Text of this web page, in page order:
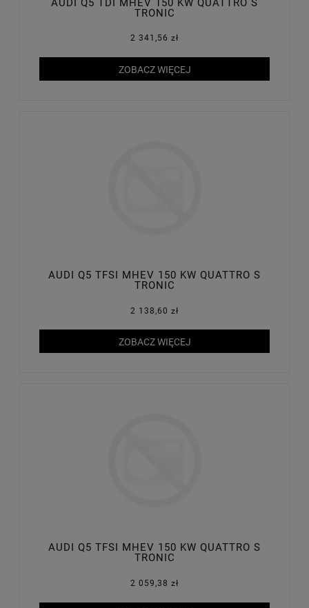
AUDI Q5 TDI MHEV 150 KW QUATTRO S
TRONIC
2 341,56 zł
ZOBACZ WIĘCEJ
AUDI Q5 TFSI MHEV 150 KW QUATTRO S
TRONIC
2 138,60 zł
ZOBACZ WIĘCEJ
AUDI Q5 TFSI MHEV 150 KW QUATTRO S
TRONIC
2 059,38 zł